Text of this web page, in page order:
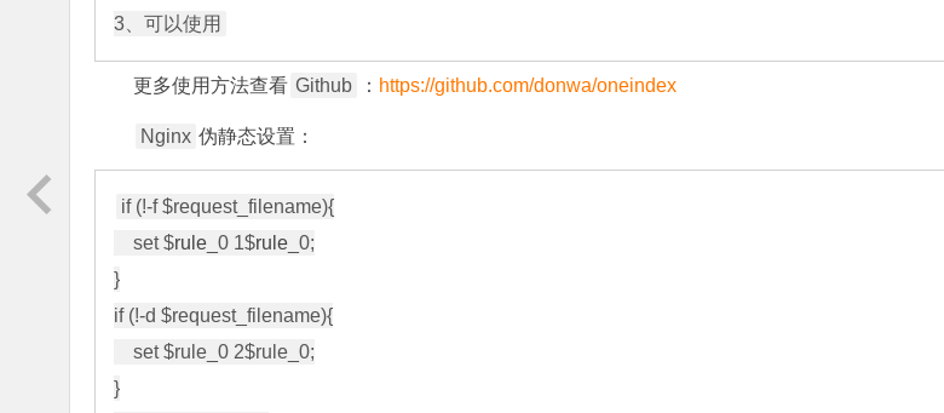
3、可以使用
更多使用方法查看 Github ： https://github.com/donwa/oneindex
Nginx 伪静态设置：
if (!-f $request_filename){
    set $
rule _0 1$rule _0;
}
if (!-d $request_filename){
}